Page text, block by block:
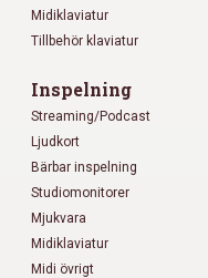
Midiklaviatur
Tillbehör klaviatur
Inspelning
Streaming/Podcast
Ljudkort
Bärbar inspelning
Studiomonitorer
Mjukvara
Midiklaviatur
Midi övrigt